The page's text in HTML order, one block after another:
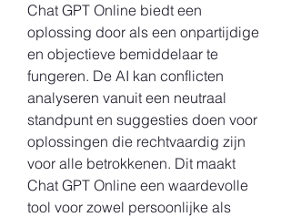
Chat GPT Online biedt een
oplossing door als een onpartijdige
en objectieve bemiddelaar te
fungeren. De AI kan conflicten
analyseren vanuit een neutraal
standpunt en suggesties doen voor
oplossingen die rechtvaardig zijn
voor alle betrokkenen. Dit maakt
Chat GPT Online een waardevolle
tool voor zowel persoonlijke als